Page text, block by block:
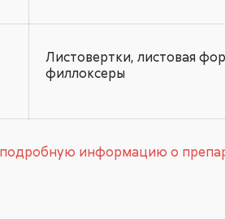
Листовертки, листовая
филлоксеры
информацию о